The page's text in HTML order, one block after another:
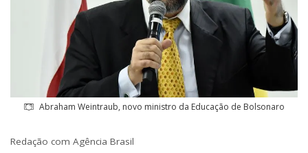
Abraham Weintraub, novo ministro da Educação de Bolsonaro
Redação com Agência Brasil